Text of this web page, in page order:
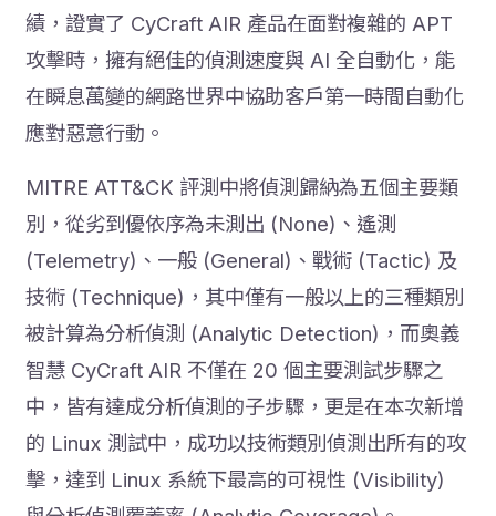
績，證實了 CyCraft AIR 產品在面對複雜的 APT
攻擊時，擁有絕佳的偵測速度與 AI 全自動化，能
在瞬息萬變的網路世界中協助客戶第一時間自動化
應對惡意行動。
MITRE ATT&CK 評測中將偵測歸納為五個主要類
別，從劣到優依序為未測出 (None)、遙測
(Telemetry)、一般 (General)、戰術 (Tactic) 及
技術 (Technique)，其中僅有一般以上的三種類別
被計算為分析偵測 (Analytic Detection)，而奧義
智慧 CyCraft AIR 不僅在 20 個主要測試步驟之
中，皆有達成分析偵測的子步驟，更是在本次新增
的 Linux 測試中，成功以技術類別偵測出所有的攻
擊，達到 Linux 系統下最高的可視性 (Visibility)